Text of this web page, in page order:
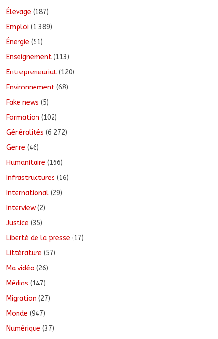
Élevage (187)
Emploi (1 389)
Énergie (51)
Enseignement (113)
Entrepreneuriat (120)
Environnement (68)
Fake news (5)
Formation (102)
Généralités (6 272)
Genre (46)
Humanitaire (166)
Infrastructures (16)
International (29)
Interview (2)
Justice (35)
Liberté de la presse (17)
Littérature (57)
Ma vidéo (26)
Médias (147)
Migration (27)
Monde (947)
Numérique (37)